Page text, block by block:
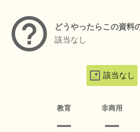
どうやったらこの資料
該当なし
該当なし
教育 非商用